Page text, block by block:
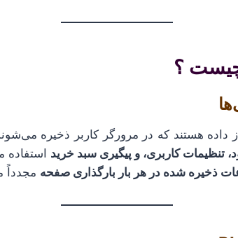
هستند که در مرورگر کاربر ذخیره
تنظیمات کاربری، و پیگیری سبد خرید استفاده
ذخیره شده در هر بار بارگذاری صفحه مجدداً